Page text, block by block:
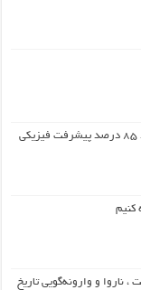
طراحی شهری محدوده قلعه وکیل‌آباد ۸۵ درصد پیشرفت فیزیکی
کنیم
، ناروا و وارونه‌گویی تاریخ